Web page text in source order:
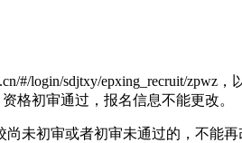
login/sdjtxy/epxing_recruit/zpwz，
格初审通过，报名信息不能更改。
尚未初审或者初审未通过的，不能